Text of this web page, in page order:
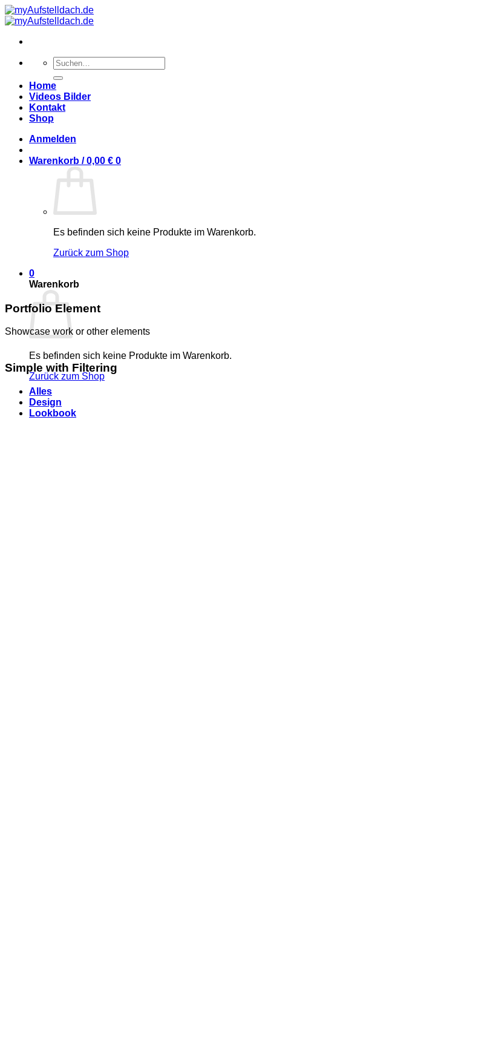
Zum
Inhalt
Suchen
nach:
Home
Videos Bilder
Kontakt
Shop
Anmelden
Warenkorb /0,00 € 0
Es befinden sich keine Produkte im Warenkorb.
Zurück zum Shop
0
Warenkorb
Es befinden sich keine Produkte im Warenkorb.
Zurück zum Shop
Portfolio Element
Showcase work or other elements
Simple with Filtering
Alles
Design
Lookbook